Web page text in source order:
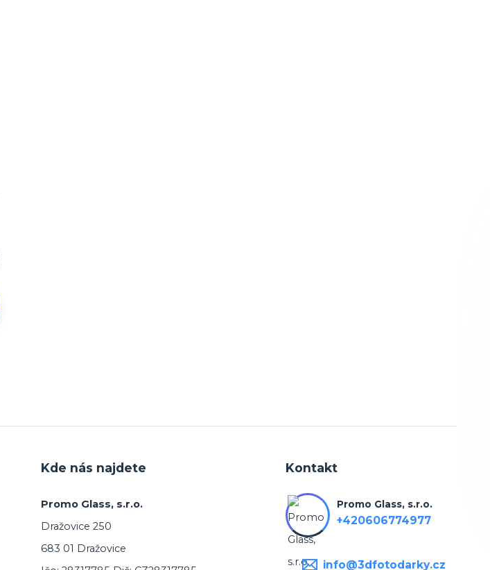
Kde nás najdete
Promo Glass, s.r.o.
Dražovice 250
683 01 Dražovice
Kontakt
Promo Glass, s.r.o.
+420606774977
info@3dfotodarky.cz